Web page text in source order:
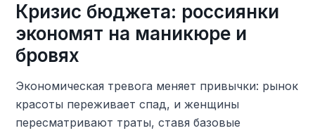
Кризис бюджета: россиянки
экономят на маникюре и
бровях
Экономическая тревога меняет привычки: рынок
красоты переживает спад, и женщины
пересматривают траты, ставя базовые